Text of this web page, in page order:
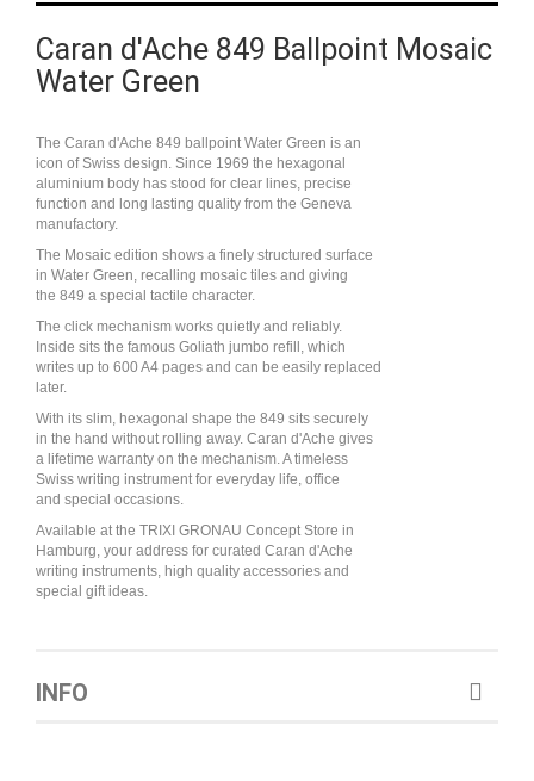
Caran d'Ache 849 Ballpoint Mosaic
Water Green
The Caran d'Ache 849 ballpoint Water Green is an
icon of Swiss design. Since 1969 the hexagonal
aluminium body has stood for clear lines, precise
function and long lasting quality from the Geneva
manufactory.
The Mosaic edition shows a finely structured surface
in Water Green, recalling mosaic tiles and giving
the 849 a special tactile character.
The click mechanism works quietly and reliably.
Inside sits the famous Goliath jumbo refill, which
writes up to 600 A4 pages and can be easily replaced
later.
With its slim, hexagonal shape the 849 sits securely
in the hand without rolling away. Caran d'Ache gives
a lifetime warranty on the mechanism. A timeless
Swiss writing instrument for everyday life, office
and special occasions.
Available at the TRIXI GRONAU Concept Store in
Hamburg, your address for curated Caran d'Ache
writing instruments, high quality accessories and
special gift ideas.
INFO